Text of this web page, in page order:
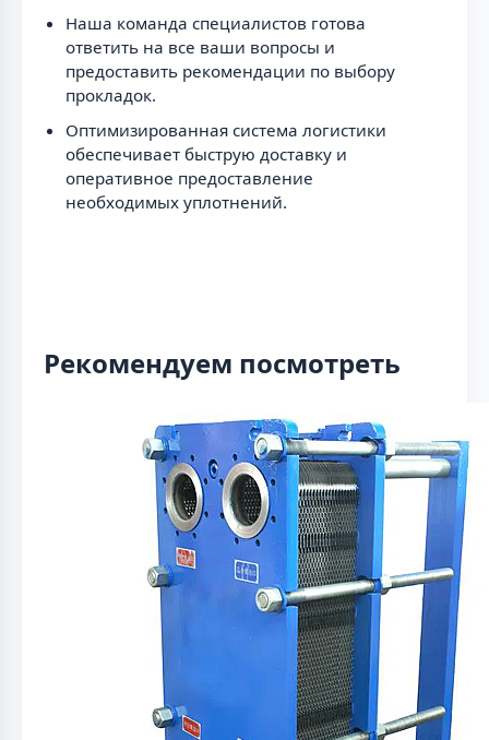
Наша команда специалистов готова
ответить на все ваши вопросы и
предоставить рекомендации по выбору
прокладок.
Оптимизированная система логистики
обеспечивает быструю доставку и
оперативное предоставление
необходимых уплотнений.
Рекомендуем посмотреть